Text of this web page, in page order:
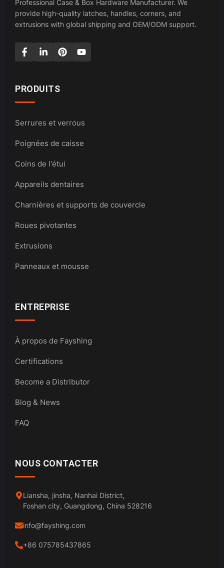
Professional Case & Box Hardware Manufacturer. We
provide high-quality latches, handles, corners, and
extrusions with global shipping and OEM/ODM support.
PRODUITS
Serrures et verrous
Poignées de caisse
Coins de l'étui
Appareils dentaires
Charnières et supports de couvercle
Roues pivotantes
Extrusions
Panneaux et mousse
ENTREPRISE
À propos de Fayshing
Certifications
Become a Distributor
Blog & News
FAQ
NOUS CONTACTER
Liansha, jinsha, Nanhai District,
Foshan city, Guangdong, China 528216
info@fayshing.com
+86 075785437865